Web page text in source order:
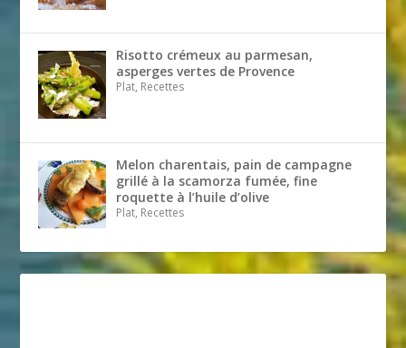
Risotto crémeux au parmesan,
asperges vertes de Provence
Plat, Recettes
Melon charentais, pain de campagne
grillé à la scamorza fumée, fine
roquette à l’huile d’olive
Plat, Recettes